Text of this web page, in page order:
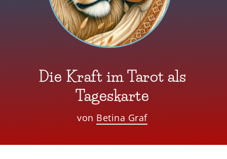
Die Kraft im Tarot als
Tageskarte
von Betina Graf